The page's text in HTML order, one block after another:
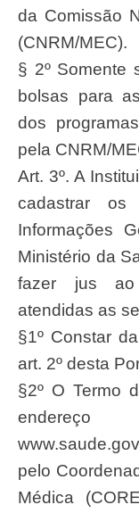
da Comissão
(CNRM/MEC).
§ 2º Somente
bolsas para
dos
pela CNRM/
Art. 3º. A
cadastrar
Informações
Ministério da
fazer jus ao
atendidas as
§1º Constar
art. 2º desta
§2º O Termo
pelo
Médica